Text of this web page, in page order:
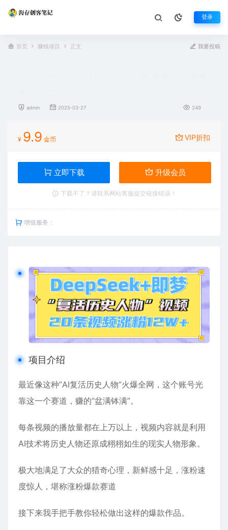
登录
首页 赚钱项目 正文 我要投稿
admin 2025-03-27 249
¥ 9.9 金币 VIP折扣
立即下载 升级会员
下载不了？请联系网站客服提交链接错误！
增值服务：
项目介绍
最近像这种”AI复活历史人物”火爆全网，这个账号光
靠这一个赛道，赚的“盆满钵满”。
每条视频的播放量都在上万以上，视频内容就是利用
AI技术将历史人物还原成栩栩如生的现实人物形象。
极大地满足了大众的猎奇心理，新鲜感十足，涨粉速
度惊人，堪称涨粉爆款赛道
接下来我手把手教你轻松做出这样的爆款作品。